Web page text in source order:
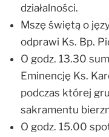
działalności.
Mszę świętą o
odprawi Ks. Bp.
O godz. 13.30
Eminencję Ks.
podczas której
sakramentu
O godz. 15.00